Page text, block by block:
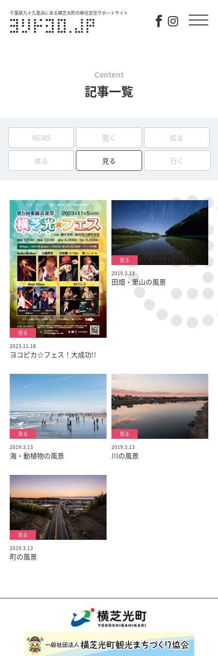
千葉県九十九里浜にある横芝光町の移住定住サポートサイト
Content
記事一覧
NEWS 聞く 知る
依る 見る 行く
2023.11.18
ヨコピカ☆フェス！大成功!!
2019.3.13
田畑・里山の風景
2019.3.13
海・動植物の風景
2019.3.13
川の風景
2019.3.13
町の風景